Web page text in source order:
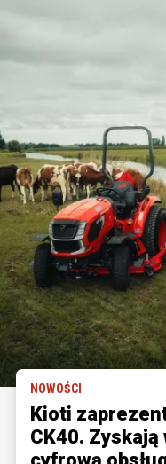
NOWOŚCI
Kioti
CK40.